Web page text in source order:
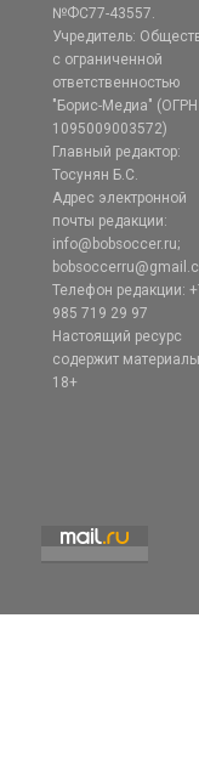
№ФС77-43557.
Учредитель:
с ограниченной
ответственностью
"Борис-Медиа" (ОГРН
1095009003572)
Главный редактор:
Тосунян Б.С.
Адрес электронной
почты редакции:
info@bobsoccer.ru;
Телефон редакции:
985 719 29 97
Настоящий ресурс
содержит
18+